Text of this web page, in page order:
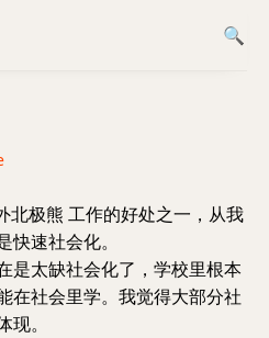
北极熊 工作的好处之一，从我
快速社会化。
是太缺社会化了，学校里根本
在社会里学。我觉得大部分社
。